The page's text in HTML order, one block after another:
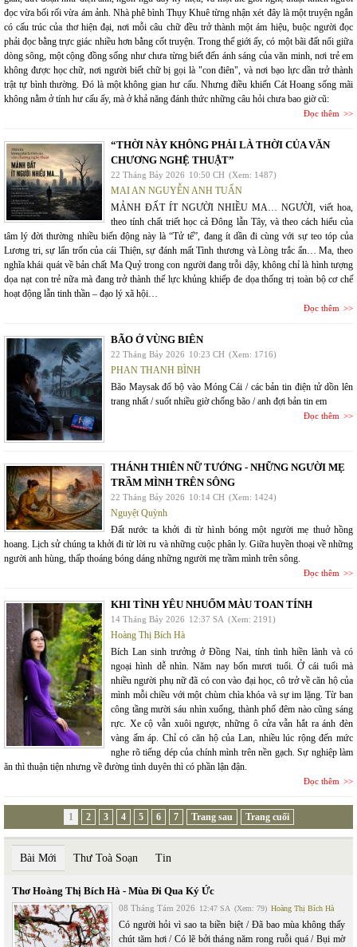
đọc vừa bối rối vừa ám ảnh. Nhà phê bình Thụy Khuê từng nhận xét đây là một truyện ngắn
có cấu trúc của thơ hiện đại, nơi mỗi câu chữ đều trở thành một ám hiệu, buộc người đọc
phải đọc bằng trực giác nhiều hơn bằng cốt truyện. Trong thế giới ấy, có một bãi đất nổi giữa
dòng sông, một cộng đồng sống như chưa từng biết đến ánh sáng của văn minh, nơi trẻ em
không được học chữ, nơi người biết chữ bị gọi là "con điên", và nơi bạo lực dần trở thành
trật tự bình thường. Đó là một không gian hư cấu. Nhưng điều khiến Cát Hoang sống mãi
không nằm ở tính hư cấu ấy, mà ở khả năng đánh thức những câu hỏi chưa bao giờ cũ:
Đọc thêm
“THỜI NÀY KHÔNG PHẢI LÀ THỜI CỦA VĂN
CHƯƠNG NGHỆ THUẬT”
22 Tháng Bảy 2026 10:50 CH (Xem: 1487)
MAI AN NGUYỄN ANH TUẤN
MẢNH ĐẤT ÍT NGƯỜI NHIỀU MA… NGƯỜI, viết hoa,
theo tính chất triết học cả Đông lẫn Tây, và theo cách hiểu của
tâm lý đời thường nhiều biến động này là “Tử tế”, đang ít dần đi cùng với sự teo tóp của
Lương tri, sự lẩn trốn của cái Thiện, sự đánh mất Tình thương và Lòng trắc ẩn… Ma, theo
nghĩa khái quát về bản chất Ma Quỷ trong con người đang trỗi dậy, không chỉ là hình tượng
dọa nạt con trẻ nữa mà đang trở thành thế lực khủng khiếp đe dọa thống trị toàn bộ cơ chế
hoạt động lẫn tinh thần – đạo lý xã hội…
Đọc thêm
BÃO Ở VÙNG BIÊN
22 Tháng Bảy 2026 10:23 CH (Xem: 1716)
PHAN THANH BÌNH
Bão Maysak đổ bộ vào Móng Cái / các bản tin điện tử dồn lên
trang nhất / suốt nhiều giờ chống bão / anh đợi bản tin em
Đọc thêm
THÁNH THIÊN NỮ TƯỚNG - NHỮNG NGƯỜI MẸ
TRẦM MÌNH TRÊN SÔNG
22 Tháng Bảy 2026 10:14 CH (Xem: 1424)
Nguyệt Quỳnh
Đất nước ta khởi đi từ hình bóng một người mẹ thuở hồng
hoang. Lịch sử chúng ta khởi đi từ lời ru và những cuộc phân ly. Giữa huyền thoại về những
người anh hùng, thấp thoáng bóng dáng những người mẹ trầm mình trên sông.
Đọc thêm
KHI TÌNH YÊU NHUỐM MÀU TOAN TÍNH
14 Tháng Bảy 2026 12:37 SA (Xem: 2191)
Hoàng Thị Bích Hà
Bích Lan sinh trưởng ở Đồng Nai, tính tình hiền lành và có
ngoại hình dễ nhìn. Năm nay bốn mươi tuổi. Ở cái tuổi mà
nhiều người phụ nữ đã có con vào đại học, cô trở về căn hộ của
mình mỗi chiều với một chùm chìa khóa và sự im lặng. Từ ban
công tầng mười sáu nhìn xuống, thành phố đêm nào cũng sáng
rực. Xe cộ vẫn xuôi ngược, những ô cửa vẫn hắt ra ánh đèn
vàng ấm áp. Chỉ có căn hộ của Lan, nhiều lúc rộng đến mức
nghe rõ tiếng dép của chính mình trên nền gạch. Sự nghiệp làm
ăn thì thuận tiện nhưng về đường tình duyên thì có phần lận đận.
Đọc thêm
1 2 3 4 5 6 7 Trang sau Trang cuối
Bài Mới Thư Toà Soạn Tin
Thơ Hoàng Thị Bích Hà - Mùa Đi Qua Ký Ức
08 Tháng Tám 2026 12:47 SA (Xem: 79) Hoàng Thị Bích Hà
Có người hỏi vì sao ta biền biệt / Đã bao mùa không thấy
chút tăm hơi / Có lẽ bởi tháng năm rong ruỗi quá / Bụi mờ